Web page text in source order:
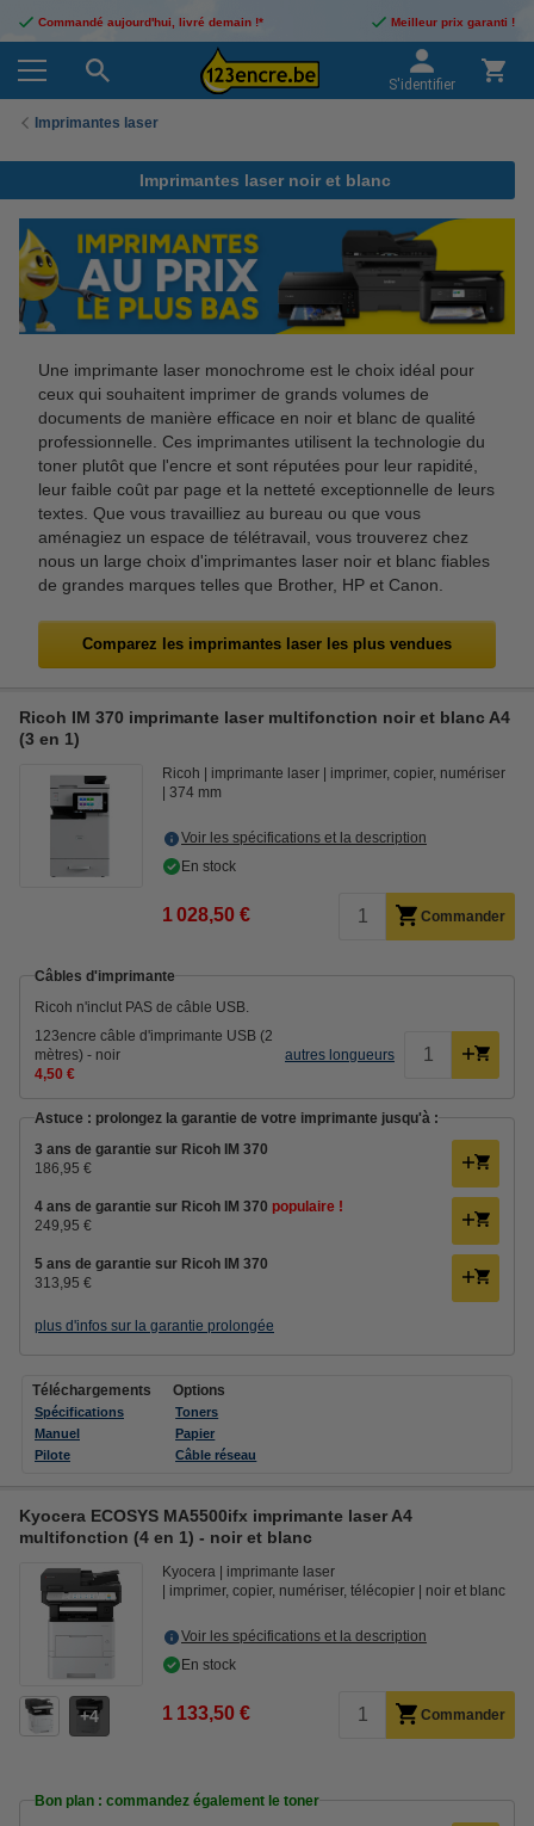
Commandé aujourd'hui, livré demain !* Meilleur prix garanti !
S'identifier
Imprimantes laser
Imprimantes laser noir et blanc
Une imprimante laser monochrome est le choix idéal pour
ceux qui souhaitent imprimer de grands volumes de
documents de manière efficace en noir et blanc de qualité
professionnelle. Ces imprimantes utilisent la technologie du
toner plutôt que l'encre et sont réputées pour leur rapidité,
leur faible coût par page et la netteté exceptionnelle de leurs
textes. Que vous travailliez au bureau ou que vous
aménagiez un espace de télétravail, vous trouverez chez
nous un large choix d'imprimantes laser noir et blanc fiables
de grandes marques telles que Brother, HP et Canon.
Comparez les imprimantes laser les plus vendues
Ricoh IM 370 imprimante laser multifonction noir et blanc A4
(3 en 1)
Ricoh imprimante laser
imprimer, copier, numériser
374 mm
Voir les spécifications et la description
En stock
1 028,50 € Commander
Câbles d'imprimante
Ricoh n'inclut PAS de câble USB.
123encre câble d'imprimante USB (2
mètres) - noir
4,50 €
autres longueurs
Astuce : prolongez la garantie de votre imprimante jusqu'à :
3 ans de garantie sur Ricoh IM 370
186,95 €
4 ans de garantie sur Ricoh IM 370 populaire !
249,95 €
5 ans de garantie sur Ricoh IM 370
313,95 €
plus d'infos sur la garantie prolongée
Téléchargements
Spécifications
Manuel
Pilote
Options
Toners
Papier
Câble réseau
Kyocera ECOSYS MA5500ifx imprimante laser A4
multifonction (4 en 1) - noir et blanc
4
Kyocera
imprimante laser
imprimer, copier, numériser, télécopier
noir et blanc
Voir les spécifications et la description
En stock
1 133,50 € Commander
Bon plan : commandez également le toner